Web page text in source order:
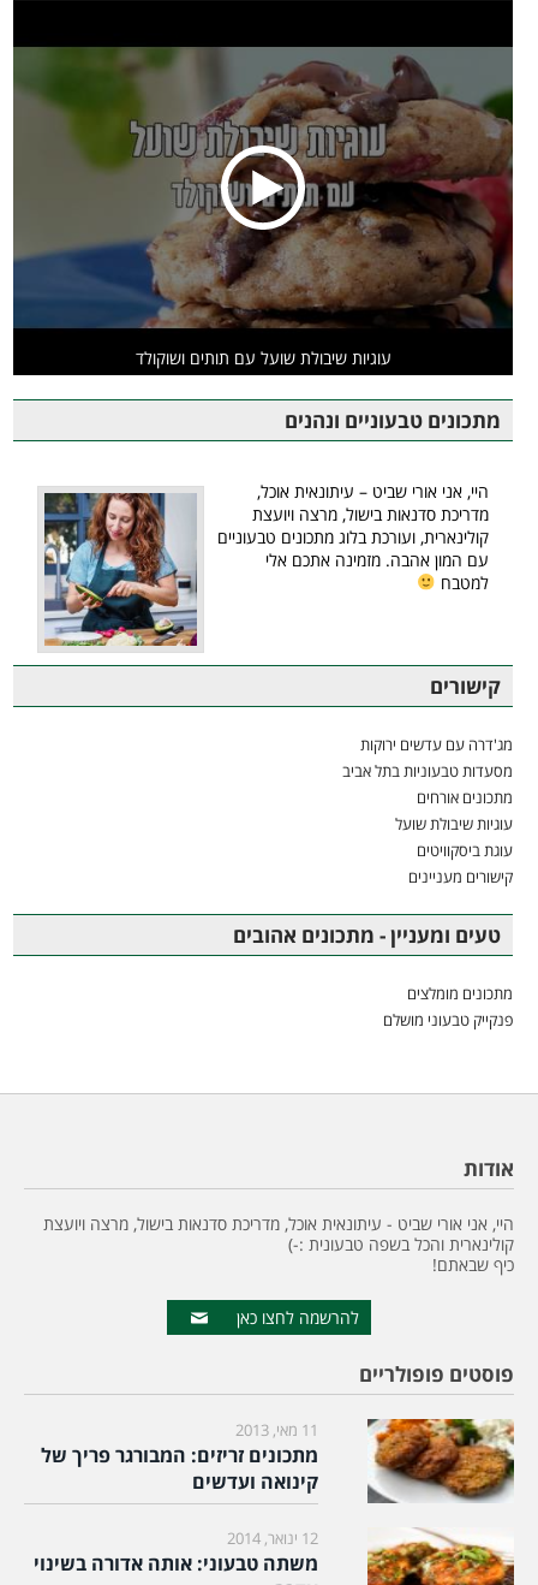
עוגיות שיבולת שועל עם תותים ושוקולד
מתכונים טבעוניים ונהנים
היי, אני אורי שביט – עיתונאית אוכל,
מדריכת סדנאות בישול, מרצה ויועצת
קולינארית, ועורכת בלוג מתכונים טבעוניים
עם המון אהבה. מזמינה אתכם אלי
למטבח
קישורים
מג'דרה עם עדשים ירוקות
מסעדות טבעוניות בתל אביב
מתכונים אורחים
עוגיות שיבולת שועל
עוגת ביסקוויטים
קישורים מעניינים
טעים ומעניין - מתכונים אהובים
מתכונים מומלצים
פנקייק טבעוני מושלם
אודות
היי, אני אורי שביט - עיתונאית אוכל, מדריכת סדנאות בישול, מרצה ויועצת
קולינארית והכל בשפה טבעונית :-)
כיף שבאתם!
להרשמה לחצו כאן
פוסטים פופולריים
11 מאי, 2013
מתכונים זריזים: המבורגר פריך של
קינואה ועדשים
12 ינואר, 2014
משתה טבעוני: אותה אדורה בשינוי